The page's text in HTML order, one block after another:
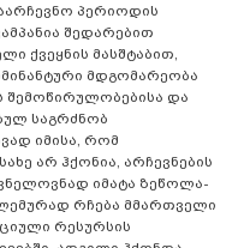
პერიოდის
შედარებით
ქვეყნის მასშტაბით,
მდგომარეობა
შემოწირულობებისა და
საგრძნობ
იმისა, რომ
არ ჰქონია, არჩევნების
იმატა ზეწოლა-
რჩება მმართველი
რესურსის